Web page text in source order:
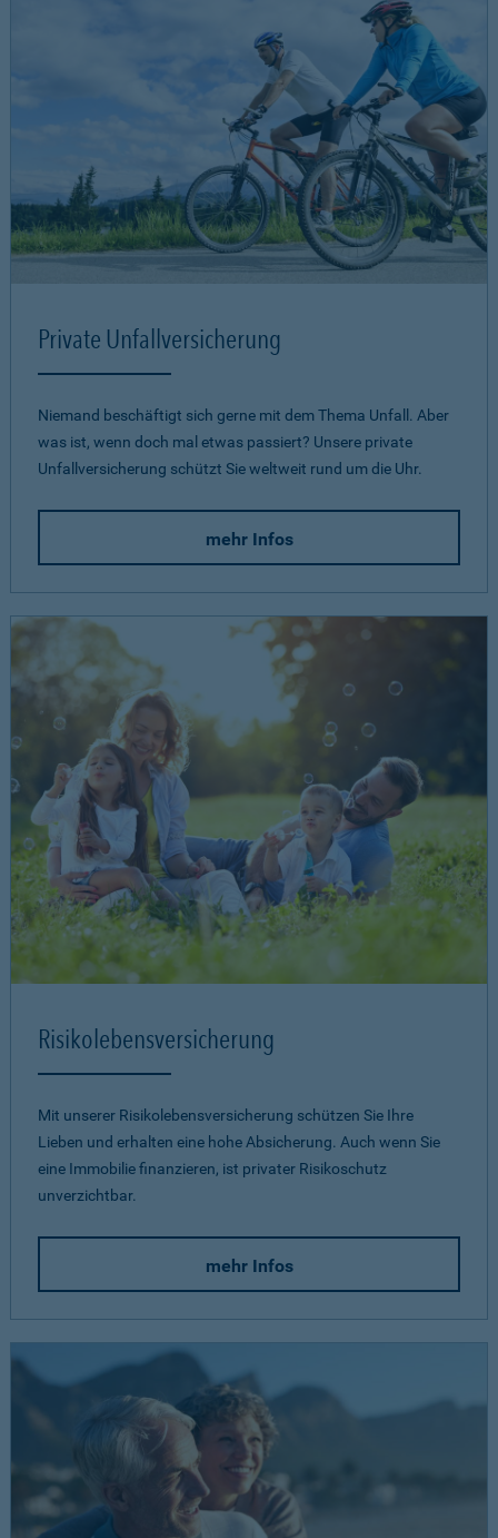
Private Unfallversicherung
Niemand beschäftigt sich gerne mit dem Thema Unfall. Aber
was ist, wenn doch mal etwas passiert? Unsere private
Unfallversicherung schützt Sie weltweit rund um die Uhr.
mehr Infos
Risikolebensversicherung
Mit unserer Risikolebensversicherung schützen Sie Ihre
Lieben und erhalten eine hohe Absicherung. Auch wenn Sie
eine Immobilie finanzieren, ist privater Risikoschutz
unverzichtbar.
mehr Infos